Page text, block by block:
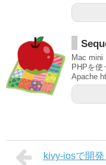
Mac mini
PHPを使
Apache
kivy-iosで開